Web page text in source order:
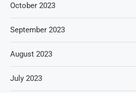
October 2023
September 2023
August 2023
July 2023